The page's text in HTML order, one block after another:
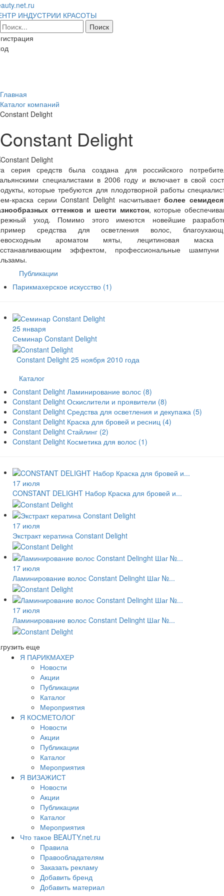
ИНДУСТРИИ КРАСОТЫ
Главная
Каталог компаний
Constant Delight
Constant Delight
серия средств была создана для российского
специалистами в 2006 году и включает в свой
которые требуются для плодотворной работы
краска серии Constant Delight насчитываетболее
оттенков и шести микстон, которые
уход. Помимо этого имеются новейшие
средства для осветления волос,
ароматом мяты, лецитиновая
эффектом, профессиональные
Публикации
Парикмахерское искусство (1)
25 января
Семинар Constant Delight
Constant Delight 25 ноября 2010 года
Каталог
Constant Delight Ламинирование волос (8)
Constant Delight Оскислители и проявители (8)
Constant Delight Средства для осветления и декупажа (5)
Constant Delight Краска для бровей и ресниц (4)
Constant Delight Стайлинг (2)
Constant Delight Косметика для волос (1)
17 июля
CONSTANT DELIGHT Набор Краска для бровей и...
17 июля
Экстракт кератина Constant Delight
17 июля
Ламинирование волос Constant Delinght Шаг №...
17 июля
Ламинирование волос Constant Delinght Шаг №...
еще
Я ПАРИКМАХЕР
Новости
Акции
Публикации
Каталог
Мероприятия
Я КОСМЕТОЛОГ
Новости
Акции
Публикации
Каталог
Мероприятия
Я ВИЗАЖИСТ
Новости
Акции
Публикации
Каталог
Мероприятия
Что такое BEAUTY.net.ru
Правила
Правообладателям
Заказать рекламу
Добавить бренд
Добавить материал